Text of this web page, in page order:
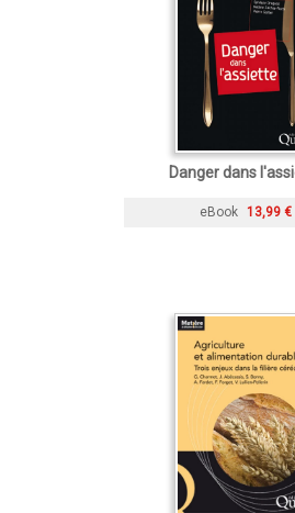
Danger dans
eBook 13,99 €